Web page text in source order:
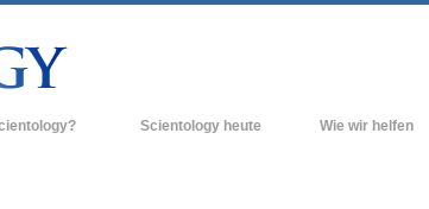
Scientology heute Wie wir helfen